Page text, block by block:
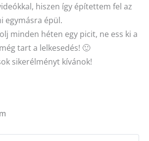
hiszen így építettem fel az
egymásra épül.
minden héten egy picit, ne ess ki a
tart a lelkesedés! 🙂
sikerélményt kívánok!